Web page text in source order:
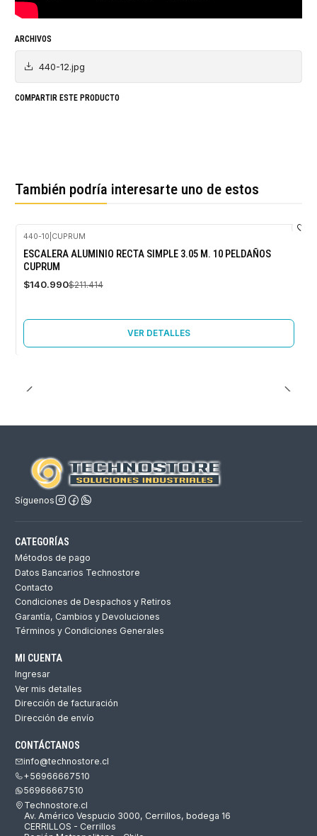
ARCHIVOS
440-12.jpg
COMPARTIR ESTE PRODUCTO
También podría interesarte uno de estos
-33%
OFF
440-10 CUPRUM
ESCALERA ALUMINIO RECTA SIMPLE 3.05 M. 10 PELDAÑOS
CUPRUM
$140.990$211.414
VER DETALLES
Síguenos
CATEGORÍAS
Métodos de pago
Datos Bancarios Technostore
Contacto
Condiciones de Despachos y Retiros
Garantía, Cambios y Devoluciones
Términos y Condiciones Generales
MI CUENTA
Ingresar
Ver mis detalles
Dirección de facturación
Dirección de envío
CONTÁCTANOS
info@technostore.cl
+56966667510
56966667510
Technostore.cl
Av. Américo Vespucio 3000, Cerrillos, bodega 16
CERRILLOS - Cerrillos